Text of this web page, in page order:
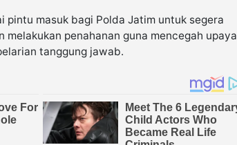
pintu masuk bagi Polda Jatim untuk segera
penahanan guna mencegah upaya
tanggung jawab.